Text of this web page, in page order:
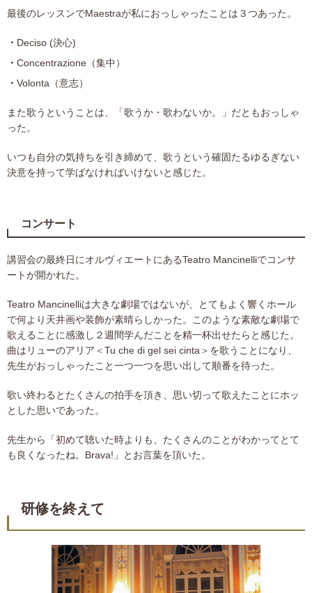
最後のレッスンでMaestraが私におっしゃったことは３つあった。
Deciso (決心)
Concentrazione（集中）
Volonta（意志）
また歌うということは、「歌うか・歌わないか。」だともおっしゃ
った。
いつも自分の気持ちを引き締めて、歌うという確固たるゆるぎない
決意を持って学ばなければいけないと感じた。
コンサート
講習会の最終日にオルヴィエートにあるTeatro Mancinelliでコンサ
ートが開かれた。
Teatro Mancinelliは大きな劇場ではないが、とてもよく響くホール
で何より天井画や装飾が素晴らしかった。このような素敵な劇場で
歌えることに感激し２週間学んだことを精一杯出せたらと感じた。
曲はリューのアリア＜Tu che di gel sei cinta＞を歌うことになり、
先生がおっしゃったこと一つ一つを思い出して順番を待った。
歌い終わるとたくさんの拍手を頂き、思い切って歌えたことにホッ
とした思いであった。
先生から「初めて聴いた時よりも、たくさんのことがわかってとて
も良くなったね。Brava!」とお言葉を頂いた。
研修を終えて